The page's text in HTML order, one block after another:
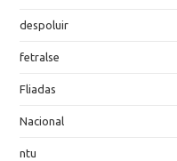
despoluir
fetralse
Fliadas
Nacional
ntu